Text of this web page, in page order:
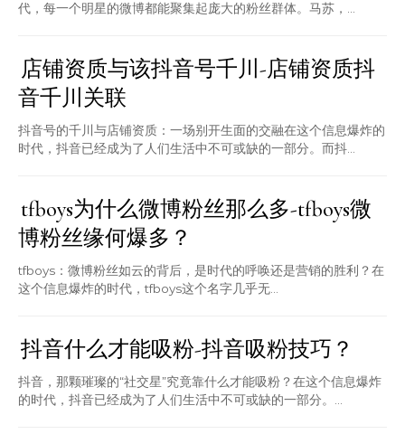
代，每一个明星的微博都能聚集起庞大的粉丝群体。马苏，...
店铺资质与该抖音号千川-店铺资质抖
音千川关联
抖音号的千川与店铺资质：一场别开生面的交融在这个信息爆炸的
时代，抖音已经成为了人们生活中不可或缺的一部分。而抖...
tfboys为什么微博粉丝那么多-tfboys微
博粉丝缘何爆多？
tfboys：微博粉丝如云的背后，是时代的呼唤还是营销的胜利？在
这个信息爆炸的时代，tfboys这个名字几乎无...
抖音什么才能吸粉-抖音吸粉技巧？
抖音，那颗璀璨的“社交星”究竟靠什么才能吸粉？在这个信息爆炸
的时代，抖音已经成为了人们生活中不可或缺的一部分。...